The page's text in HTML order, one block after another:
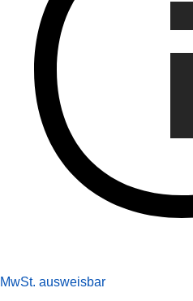
MwSt. ausweisbar